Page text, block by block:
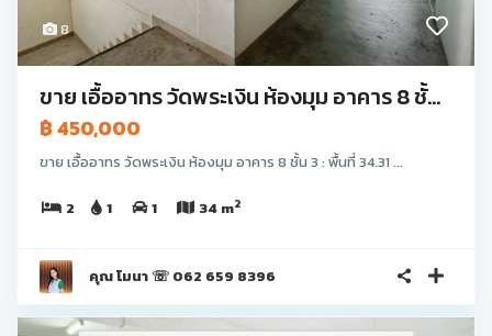
8
ขาย เอื้ออาทร วัดพระเงิน ห้องมุม อาคาร 8 ชั้...
฿ 450,000
ขาย เอื้ออาทร วัดพระเงิน ห้องมุม อาคาร 8 ชั้น 3 : พื้นที่ 34.31 ...
2 1 1 34 m2
คุณ โมนา ☏ 062 659 8396